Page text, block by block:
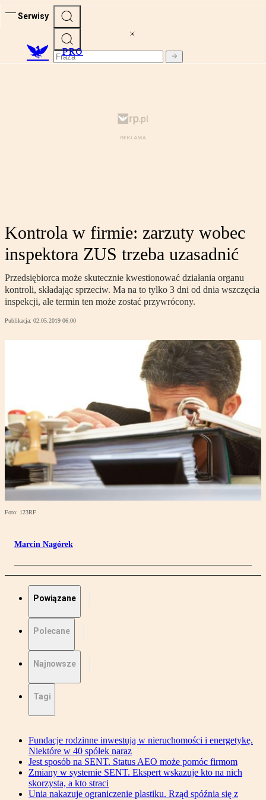
Serwisy
PRO
Kontrola w firmie: zarzuty wobec
inspektora ZUS trzeba uzasadnić
Przedsiębiorca może skutecznie kwestionować działania organu
kontroli, składając sprzeciw. Ma na to tylko 3 dni od dnia wszczęcia
inspekcji, ale termin ten może zostać przywrócony.
Publikacja: 02.05.2019 06:00
Foto: 123RF
Marcin Nagórek
Powiązane
Polecane
Najnowsze
Tagi
Fundacje rodzinne inwestują w nieruchomości i energetykę.
Niektóre w 40 spółek naraz
Jest sposób na SENT. Status AEO może pomóc firmom
Zmiany w systemie SENT. Ekspert wskazuje kto na nich
skorzysta, a kto straci
Unia nakazuje ograniczenie plastiku. Rząd spóźnia się z